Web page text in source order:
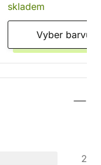
skladem
Vyber barvu
2